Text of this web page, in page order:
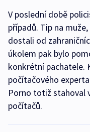
V poslední době
případů. Tip na
dostali od
úkolem pak bylo
konkrétní pachatele.
počítačového
Porno totiž stahoval
počítačů.